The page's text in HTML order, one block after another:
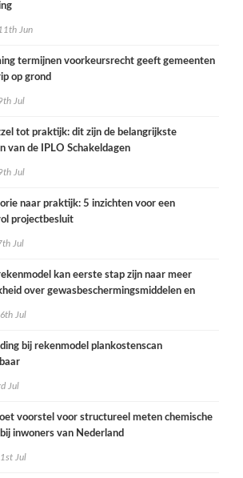
Jun
termijnen voorkeursrecht geeft gemeenten
op grond
Jul
tot praktijk: dit zijn de belangrijkste
van de IPLO Schakeldagen
Jul
naar praktijk: 5 inzichten voor een
projectbesluit
Jul
kan eerste stap zijn naar meer
over gewasbeschermingsmiddelen en
Jul
bij rekenmodel plankostenscan
Jul
voorstel voor structureel meten chemische
inwoners van Nederland
Jul